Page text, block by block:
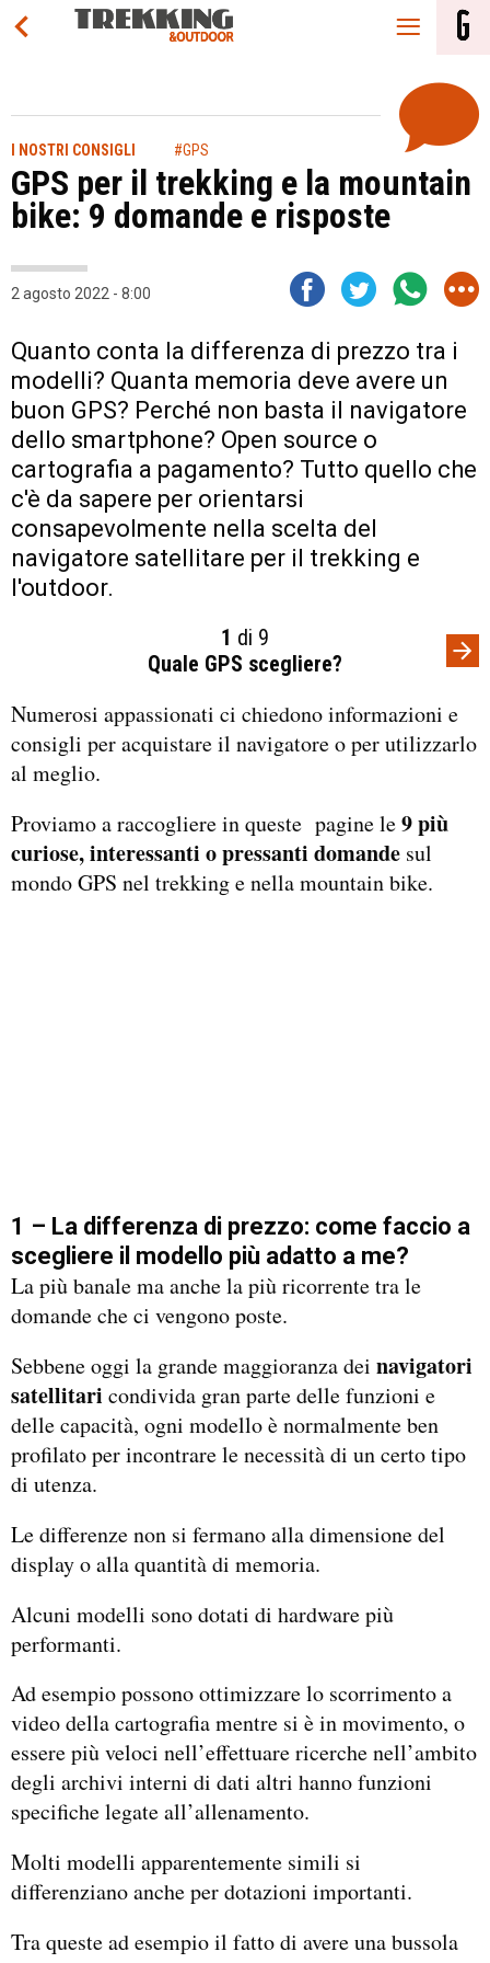
I NOSTRI CONSIGLI #GPS
GPS per il trekking e la mountain
bike: 9 domande e risposte
2 agosto 2022 - 8:00
Quanto conta la differenza di prezzo tra i
modelli? Quanta memoria deve avere un
buon GPS? Perché non basta il navigatore
dello smartphone? Open source o
cartografia a pagamento? Tutto quello che
c'è da sapere per orientarsi
consapevolmente nella scelta del
navigatore satellitare per il trekking e
l'outdoor.
1 di 9
Quale GPS scegliere?
Numerosi appassionati ci chiedono informazioni e
consigli per acquistare il navigatore o per utilizzarlo
al meglio.
Proviamo a raccogliere in queste pagine le9 più
curiose, interessanti o pressanti domande sul
mondo GPS nel trekking e nella mountain bike.
1 – La differenza di prezzo: come faccio a
scegliere il modello più adatto a me?
La più banale ma anche la più ricorrente tra le
domande che ci vengono poste.
Sebbene oggi la grande maggioranza dei navigatori
satellitari condivida gran parte delle funzioni e
delle capacità, ogni modello è normalmente ben
profilato per incontrare le necessità di un certo tipo
di utenza.
Le differenze non si fermano alla dimensione del
display o alla quantità di memoria.
Alcuni modelli sono dotati di hardware più
performanti.
Ad esempio possono ottimizzare lo scorrimento a
video della cartografia mentre si è in movimento, o
essere più veloci nell’effettuare ricerche nell’ambito
degli archivi interni di dati altri hanno funzioni
specifiche legate all’allenamento.
Molti modelli apparentemente simili si
differenziano anche per dotazioni importanti.
Tra queste ad esempio il fatto di avere una bussola